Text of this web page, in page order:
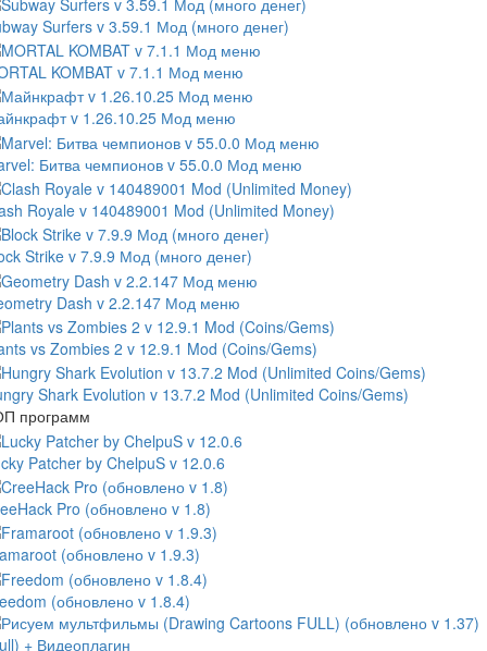
Surfers v 3.59.1 Мод (много денег)
KOMBAT v 7.1.1 Мод меню
v 1.26.10.25 Мод меню
Битва чемпионов v 55.0.0 Мод меню
Royale v 140489001 Mod (Unlimited Money)
Strike v 7.9.9 Мод (много денег)
Dash v 2.2.147 Мод меню
vs Zombies 2 v 12.9.1 Mod (Coins/Gems)
Shark Evolution v 13.7.2 Mod (Unlimited Coins/Gems)
программ
Patcher by ChelpuS v 12.0.6
Pro (обновлено v 1.8)
(обновлено v 1.9.3)
(обновлено v 1.8.4)